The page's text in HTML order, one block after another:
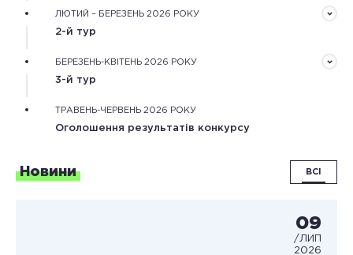
Обробка зареєстрованих документів та оцінювання
обґрунтування дослідження.
ЛЮТИЙ – БЕРЕЗЕНЬ 2026 РОКУ
2-й тур
конкурсантів.
БЕРЕЗЕНЬ-КВІТЕНЬ 2026 РОКУ
3-й тур
ТРАВЕНЬ-ЧЕРВЕНЬ 2026 РОКУ
Оголошення результатів конкурсу
Новини ВСІ
09
/ЛИП
2026